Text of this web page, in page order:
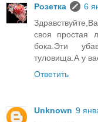
Розетка
6
своя простая
бока.Эти
туловища.А у
Ответить
Unknown 9